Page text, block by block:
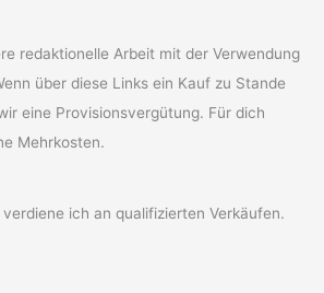
redaktionelle Arbeit mit der Verwendung
über diese Links ein Kauf zu Stande
eine Provisionsvergütung. Für dich
Mehrkosten.
ich an qualifizierten Verkäufen.